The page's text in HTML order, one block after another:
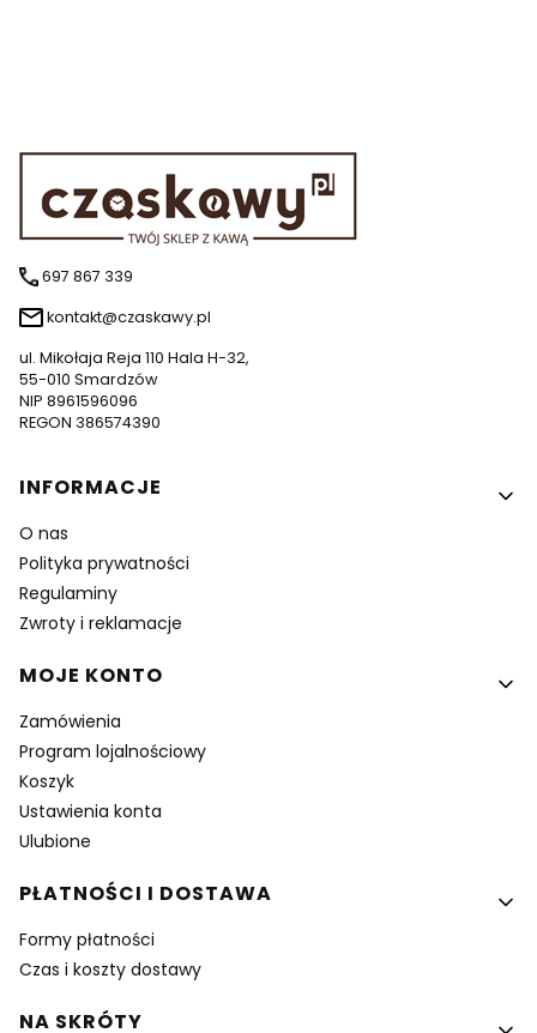
697 867 339
kontakt@czaskawy.pl
ul. Mikołaja Reja 110 Hala H-32,
55-010 Smardzów
NIP 8961596096
REGON 386574390
Linki w stopce
INFORMACJE
O nas
Polityka prywatności
Regulaminy
Zwroty i reklamacje
MOJE KONTO
Zamówienia
Program lojalnościowy
Koszyk
Ustawienia konta
Ulubione
PŁATNOŚCI I DOSTAWA
Formy płatności
Czas i koszty dostawy
NA SKRÓTY